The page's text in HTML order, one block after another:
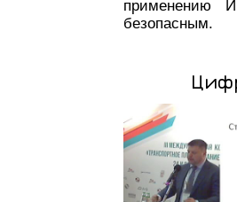
применению
безопасным.